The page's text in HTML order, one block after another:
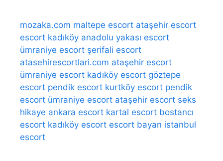
mozaka.com maltepe escort ataşehir escort
escort kadıköy anadolu yakası escort
ümraniye escort şerifali escort
atasehirescortlari.com ataşehir escort
ümraniye escort kadıköy escort göztepe
escort pendik escort kurtköy escort pendik
escort ümraniye escort ataşehir escort seks
hikaye ankara escort kartal escort bostancı
escort kadıköy escort escort bayan istanbul
escort